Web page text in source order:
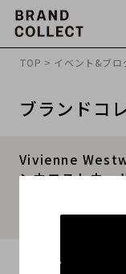
TOP > イベント&ブロ
ブランドコ
Vivienne
ンウエストウッ
り店】
2017.01.28